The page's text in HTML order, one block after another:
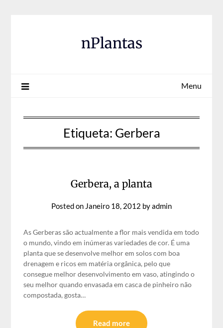
nPlantas
Menu
Etiqueta: Gerbera
Gerbera, a planta
Posted on Janeiro 18, 2012 byadmin
As Gerberas são actualmente a flor mais vendida em todo
o mundo, vindo em inúmeras variedades de cor. É uma
planta que se desenvolve melhor em solos com boa
drenagem e ricos em matéria orgânica, pelo que
consegue melhor desenvolvimento em vaso, atingindo o
seu melhor quando envasada em casca de pinheiro não
compostada, gosta…
Read more